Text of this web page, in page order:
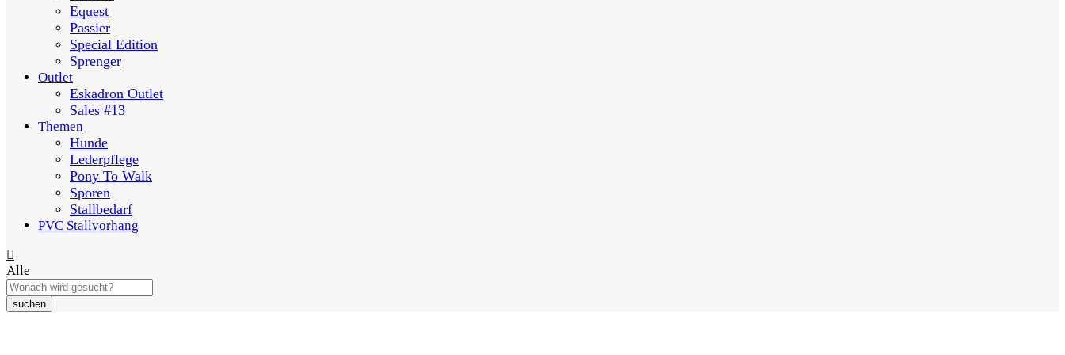
Equest
Passier
Special Edition
Sprenger
Outlet
Eskadron Outlet
Sales #13
Themen
Hunde
Lederpflege
Pony To Walk
Sporen
Stallbedarf
PVC Stallvorhang
Alle
suchen